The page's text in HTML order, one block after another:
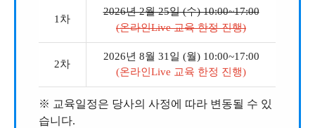
1차
2026년 2월 25일 (수) 10:00~17:00
(온라인Live 교육 한정 진행)
2차
2026년 8월 31일 (월) 10:00~17:00
(온라인Live 교육 한정 진행)
※ 교육일정은 당사의 사정에 따라 변동될 수 있
습니다.